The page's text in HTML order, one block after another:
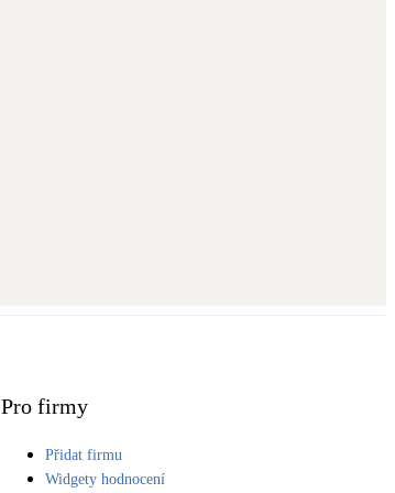
Pro firmy
Přidat firmu
Widgety hodnocení